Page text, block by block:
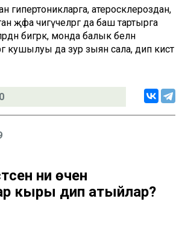
гипертоникларга, атеросклероздан,
җәфа чигүчеләргә да баш тартырга
бигрәк, монда балык белән
кушылуы да зур зыян сала, дип кисәтә
ни өчен
кыры дип атыйлар?